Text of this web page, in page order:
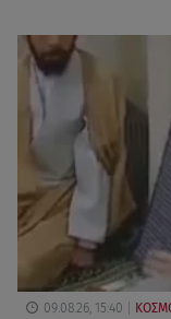
09.08.26, 15:40